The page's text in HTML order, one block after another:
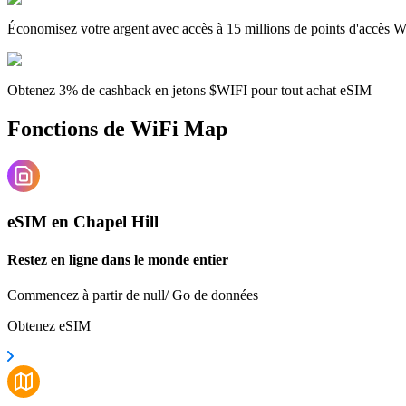
Économisez votre argent avec accès à 15 millions de points d'accès
Obtenez 3% de cashback en jetons $WIFI pour tout achat eSIM
Fonctions de WiFi Map
eSIM en Chapel Hill
Restez en ligne dans le monde entier
Commencez à partir de null/ Go de données
Obtenez eSIM